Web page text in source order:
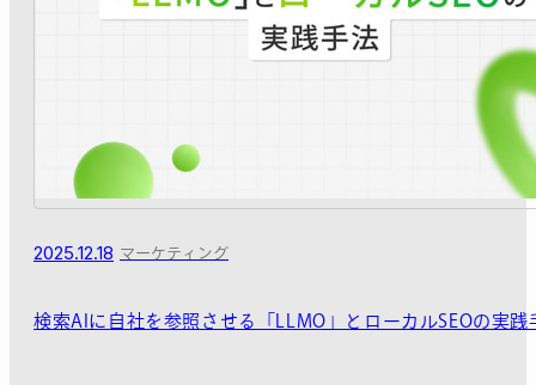
2025.12.18 マーケティング
検索AIに自社を参照させる「LLMO」とローカルSEOの実践